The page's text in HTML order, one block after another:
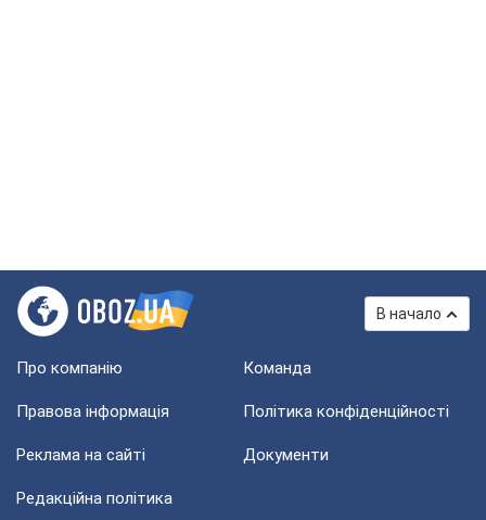
В начало
Про компанію Команда
Правова інформація Політика конфіденційності
Реклама на сайті Документи
Редакційна політика